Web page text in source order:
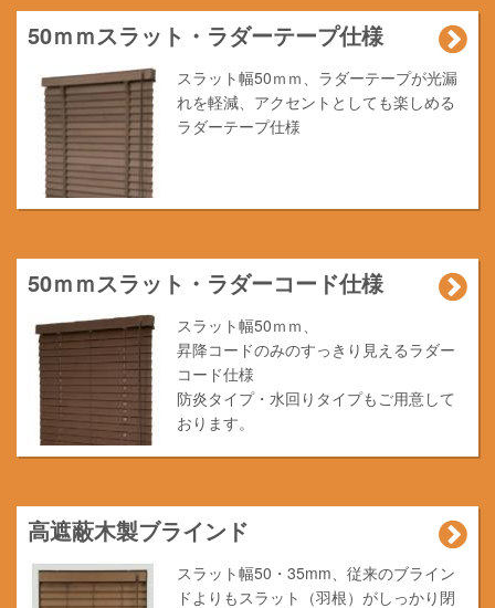
50ｍｍスラット・ラダーテープ仕様
スラット幅50ｍｍ、ラダーテープが光漏
れを軽減、アクセントとしても楽しめる
ラダーテープ仕様
50ｍｍスラット・ラダーコード仕様
スラット幅50ｍｍ、
昇降コードのみのすっきり見えるラダー
コード仕様
防炎タイプ・水回りタイプもご用意して
おります。
高遮蔽木製ブラインド
スラット幅50・35mm、従来のブライン
ドよりもスラット（羽根）がしっかり閉